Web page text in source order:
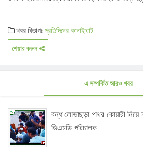
খবর বিভাগঃপ্রতিদিনের কানাইঘাট
শেয়ার করুন
এ সম্পর্কিত আরও খবর
বন্ধ লোভাছড়া পাথর কোয়ারী
ডিএমডি পরিচালক